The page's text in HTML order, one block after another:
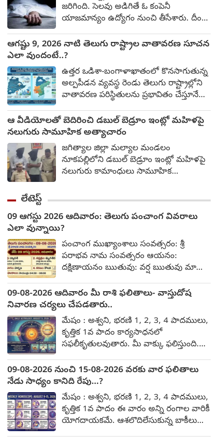
ఉన్న విషయం తెల్సిందే. ఈ ఘటనపై కేసు
నమోదు చేసిన నాటి నుంచి ఆయన పరారీలో
ఉన్నాడు.
జరిగింది. సెలవు అడిగితే ఓ కంపెనీ
యాజమాన్యం ఉద్యోగం నుంచి తీసేశారు. దీంతో
చేసుకుంది. పై అధికారి వేధింపులు, మితిమీరిన
పని ఒత్తిడిని తట్టుకోలేక ఆ ఉద్యోగి
బలవన్మరణానికి పాల్పడింది. గత నాలుగు
నెలలుగా తనకు కనీసం వారంతపు సెలవు
కూడా ఇవ్వకుండా వేధించారని ఆరోపిస్తూ ఆమె
రాసిన ఆత్మహత్య లేఖ సోషల్ మీడియాలో
కలకలం రేపుతోంది. మైసూరులోని హినకల్
ప్రాంతంలో శనివారం ఈ ఘటన వెలుగు
చూసింది.
ఆగష్టు 9, 2026 నాటి తెలుగు రాష్ట్రాల వాతావరణ సూచన
ఎలా వుందంటే..?
ఉత్తర ఒడిశా-బంగాళాఖాతంలో కొనసాగుతున్న
అల్పపీడన వ్యవస్థ రెండు తెలుగు రాష్ట్రాల్లోని
వాతావరణ పరిస్థితులను ప్రభావితం చేస్తూనే
తేలికపాటి నుంచి మోస్తరు ఉరుములతో కూడిన
వర్షాలు, అక్కడక్కడా భారీ వర్షాలు కురిసే
అవకాశం ఉంది. ఆంధ్రప్రదేశ్ కోస్తా ఆంధ్రప్రదేశ్:
చెదురుమదురుగా ఉరుములతో కూడిన
మెరుపులతో మోస్తరు వర్షం. విశాఖపట్నం,
కాకినాడ, కోనసీమలలో ఆకాశం నిర్మలంగా
అవకాశం ఉంది.
ఆ వీడియోలతో బెదిరించి డబుల్ బెడ్రూం ఇంట్లో మహిళపై
నలుగురు సామూహిక అత్యాచారం
జగిత్యాల జిల్లా మల్యాల మండలం
నూకపల్లిలోని డబుల్ బెడ్రూం ఇంట్లో మహిళపై
నలుగురు కామాంధులు సామూహిక
సంబంధించిన వివరాలను వెల్లడించారు. బాధిత
మహిళ తనకు తెలిసిన వ్యక్తితో సన్నిహితంగా
వున్న సమయంలో నిందితుల్లో ఓ వ్యక్తి తన సెల్
ఫోనులో రికార్డ్ చేసాడు. అనంతరం ఆ
వీడియోను బాధిత మహిళకు చూపించి, తాము
చెప్పినట్లు వినకపోతే వీడియోను సామాజిక
మాధ్యమాల్లో పోస్ట్ చేస్తామని బెదిరించాడు.
నూకపల్లిలోని డబుల్ బెడ్రూం ఇళ్ల వద్దకు
అక్కడికి వెళ్లింది.
లేటెస్ట్
09 ఆగస్టు 2026 ఆదివారం: తెలుగు పంచాంగ వివరాలు
ఎలా వున్నాయి?
పంచాంగ ముఖ్యాంశాలు సంవత్సరం: శ్రీ
పరాభవ నామ సంవత్సరం ఆయనం:
దక్షిణాయనం ఋతువు: వర్ష ఋతువు మాసం:
తిథి - నక్షత్రం తిథి: ఏకాదశి ఉదయం 11:05
వరకు, తదనంతరం ద్వాదశి నక్షత్రం: మృగశిర
మధ్యాహ్నం 02:43 వరకు, తదనంతరం ఆరుద్ర
యోగం: హర్షణ రాత్రి 02:04 వరకు (ఆగస్టు 10
తెల్లవారుజామున) కరణం: బాలవ ఉదయం
11:05 వరకు, తదనంతరం కౌలవ
09-08-2026 ఆదివారం మీ రాశి ఫలితాలు- వాస్తుదోష
నివారణ చర్యలు చేపడతారు..
మేషం : అశ్వని, భరణి 1, 2, 3, 4 పాదములు,
కృత్తిక 1వ పాదం కార్యసాధనలో
సఫలీకృతులవుతారు. మీ వాక్కు ఫలిస్తుంది.
అదుపులో ఉండవు బాధ్యతలు స్వయంగా
చూసుకోండి. పత్రాలు, ఆభరణాలు జాగ్రత్త.
పనులు సానుకూలమవుతాయి. వివాదాలు
కొలిక్కివస్తాయి. ప్రయాణం విరమించుకుంటారు.
వృషభం : కృత్తిక 2, 3, 4 పాదాలు, రోహిణి,
మృగశిర 1, 2, పాదాలు రావలసిన ధనం
09-08-2026 నుంచి 15-08-2026 వరకు వార ఫలితాలు
నేడు సాధ్యం కానిది రేపు...?
మేషం : అశ్వని, భరణి 1, 2, 3, 4 పాదములు,
కృత్తిక 1వ పాదం ఈ వారం అన్ని రంగాల వారికీ
యోగదాయకమే. ఆశలొదిలేసుకున్న బాకీలు